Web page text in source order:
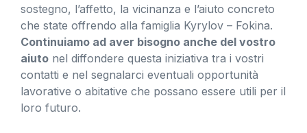
sostegno, l’affetto, la vicinanza e l’aiuto concreto
che state offrendo alla famiglia Kyrylov – Fokina.
Continuiamo ad aver bisogno anche del vostro
aiuto nel diffondere questa iniziativa tra i vostri
contatti e nel segnalarci eventuali opportunità
lavorative o abitative che possano essere utili per il
loro futuro.